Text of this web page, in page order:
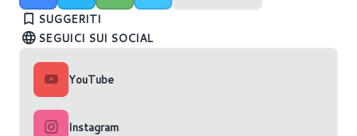
SUGGERITI
Ryzen 9000
Computex 2024
benchmark
SEGUICI SUI SOCIAL
YouTube
Instagram